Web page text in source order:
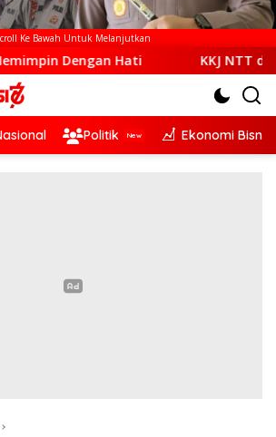
Ke Bawah Untuk Melanjutkan
Hati KKJ NTT dan AJI Kupang
Politik Ekonomi Bisnis